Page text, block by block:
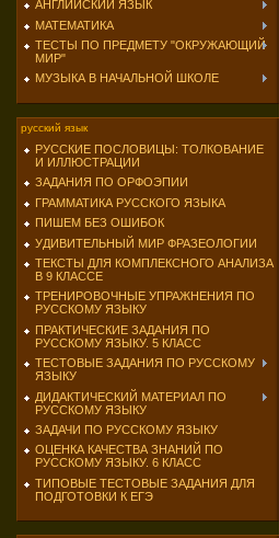
АНГЛИЙСКИЙ ЯЗЫК
МАТЕМАТИКА
ТЕСТЫ ПО ПРЕДМЕТУ "ОКРУЖАЮЩИЙ
МИР"
МУЗЫКА В НАЧАЛЬНОЙ ШКОЛЕ
русский язык
РУССКИЕ ПОСЛОВИЦЫ: ТОЛКОВАНИЕ
И ИЛЛЮСТРАЦИИ
ЗАДАНИЯ ПО ОРФОЭПИИ
ГРАММАТИКА РУССКОГО ЯЗЫКА
ПИШЕМ БЕЗ ОШИБОК
УДИВИТЕЛЬНЫЙ МИР ФРАЗЕОЛОГИИ
ТЕКСТЫ ДЛЯ КОМПЛЕКСНОГО АНАЛИЗА
В 9 КЛАССЕ
ТРЕНИРОВОЧНЫЕ УПРАЖНЕНИЯ ПО
РУССКОМУ ЯЗЫКУ
ПРАКТИЧЕСКИЕ ЗАДАНИЯ ПО
РУССКОМУ ЯЗЫКУ. 5 КЛАСС
ТЕСТОВЫЕ ЗАДАНИЯ ПО РУССКОМУ
ЯЗЫКУ
ДИДАКТИЧЕСКИЙ МАТЕРИАЛ ПО
РУССКОМУ ЯЗЫКУ
ЗАДАЧИ ПО РУССКОМУ ЯЗЫКУ
ОЦЕНКА КАЧЕСТВА ЗНАНИЙ ПО
РУССКОМУ ЯЗЫКУ. 6 КЛАСС
ТИПОВЫЕ ТЕСТОВЫЕ ЗАДАНИЯ ДЛЯ
ПОДГОТОВКИ К ЕГЭ